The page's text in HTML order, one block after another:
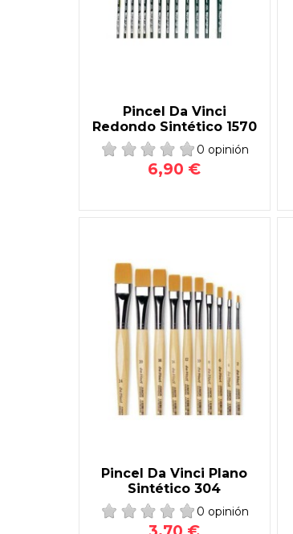
Pincel Da Vinci
Redondo Sintético 1570
0 opinión
6,90 €
Pincel Da Vinci Plano
Sintético 304
0 opinión